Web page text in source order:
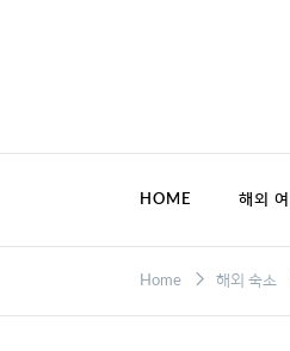
HOME 해외 여
Home 해외 숙소